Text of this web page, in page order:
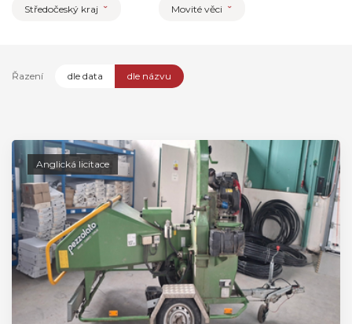
Středočeský kraj
Movité věci
Řazení dle data dle názvu
Anglická licitace